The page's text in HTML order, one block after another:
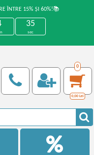
ÎNTRE 15% ȘI 60%!📚
34
sec
0
0,00 Lei